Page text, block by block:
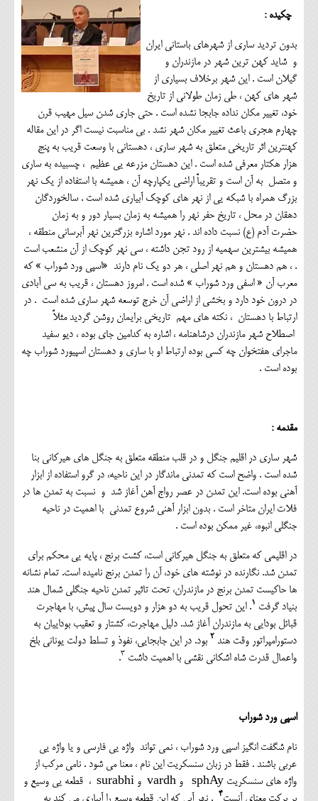
چکیده :
بدون تردید ساری از شهرهای باستانی ایران
و شاید کهن ترین شهر در مازندران و
گیلان است . این شهر برخلاف بسیاری از
شهر های کهن ، طی زمان طولانی از تاریخ
خود، تغییر مکان نداده جابجا نشده است . حتی جاری شدن سیل مهیب قرن
چهارم هجری باعث تغییر مکان شهر نشد . بی مناسبت نیست اگر در این مقاله
کهنترین اثر تاریخی متعلق به شهر ساری ، دهستانی با وسعت قریب به پنج
هزار هکتار معرفی شده است . این دهستان مزرعه یی عظیم ، چسبیده به ساری
و متصل به آن است و تقریباً اراضی یکپارچه آن ، همیشه با استفاده از یک نهر
بزرگ همراه با شبکه یی از نهر های کوچک آبیاری شده است . سالخوردگان
دهقان در محل ، تاریخ حفر نهر را همیشه به زمان بسیار دور و به زمان
حضرت آدم (ع) نسبت داده اند . نهر مورد اشاره بزرگترین نهر آبرسانی منطقه ،
همیشه بیشترین سهمیه از رود تجن داشته ، سی نهر کوچک از آن منشعب است
. ، هم دهستان و هم نهر اصلی ، هر دو یک نام دارند «اسپی ورد شوراب » که
معرب آن « اسفی ورد شوراب » شده است . امروز دهستان ، قریب به سی آبادی
در درون خود دارد و بخشی از اراضی آن خرج توسعه شهر ساری شده است . در
ارتباط با دهستان ، نکته های مهم تاریخی برایمان روشن گردید مثلاً
اصطلاح شهر مازندران درشاهنامه ، اشاره به کدامین جای بوده ، دیو سفید
ماجرای هفتخوان چه کسی بوده ارتباط او با ساری و دهستان اسپیورد شوراب چه
بوده است .
مقدمه :
شهر ساری در اقلیم جنگل و در قلب منطقه متعلق به جنگل های هیرکانی بنا
شده است . واضح است که تمدنی ماندگار در این ناحیه، در گرو استفاده از ابزار
آهنی بوده است. این تمدن در عصر رواج آهن آغاز شد و نسبت به تمدن ها در
فلات ایران متاخر است . بدون ابزار آهنی شروع تمدنی با اهمیت در ناحیه
جنگلی انبوه، غیر ممکن بوده است .
در اقلیمی که متعلق به جنگل هیرکانی است، کشت برنج ، پایه یی محکم برای
تمدن شد. نگارنده در نوشته های خود، آن را تمدن برنج نامیده است. تمام نشانه
ها حاکیست تمدن برنج در مازندران، تحت تاثیر تمدن ناحیه جنگلی شمال هند
بنیاد گرفت ۱. این تحول قریب به دو هزار و دویست سال پیش، با مهاجرت
قبائل بودایی به مازندران آغاز شد. دلیل مهاجرت، کشتار و تعقیب بوداییان به
دستورامپراتور وقت هند ۲ بود. در این جابجایی، نفوذ و تسلط دولت یونانی بلخ
واعمال قدرت شاه اشکانی نقشی با اهمیت داشت ۳.
اسپی ورد شوراب
نام شگفت انگیز اسپی ورد شوراب ، نمی تواند واژه یی فارسی و یا واژه یی
عربی باشند . فقط در زبان سنسکریت این نام ، معنا می شود . نامی مرکب از
واژه های سنسکریت sphAy و vardh و surabhi ، قطعه یی وسیع و
۴